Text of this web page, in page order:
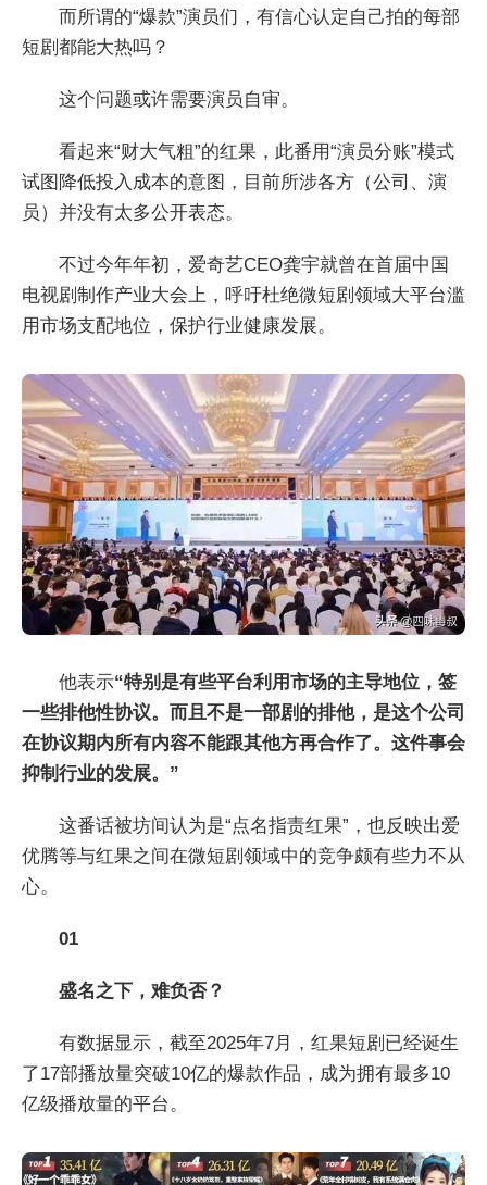
而所谓的“爆款”演员们，有信心认定自己拍的每部
短剧都能大热吗？
这个问题或许需要演员自审。
看起来“财大气粗”的红果，此番用“演员分账”模式
试图降低投入成本的意图，目前所涉各方（公司、演
员）并没有太多公开表态。
不过今年年初，爱奇艺CEO龚宇就曾在首届中国
电视剧制作产业大会上，呼吁杜绝微短剧领域大平台滥
用市场支配地位，保护行业健康发展。
他表示“特别是有些平台利用市场的主导地位，签
一些排他性协议。而且不是一部剧的排他，是这个公司
在协议期内所有内容不能跟其他方再合作了。这件事会
抑制行业的发展。”
这番话被坊间认为是“点名指责红果”，也反映出爱
优腾等与红果之间在微短剧领域中的竞争颇有些力不从
心。
01
盛名之下，难负否？
有数据显示，截至2025年7月，红果短剧已经诞生
了17部播放量突破10亿的爆款作品，成为拥有最多10
亿级播放量的平台。